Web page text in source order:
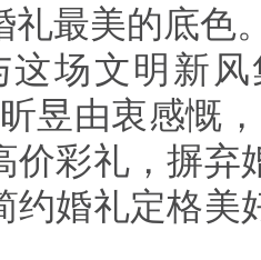
礼最美的底色
这场文明新
昱由衷感慨
价彩礼，摒弃
约婚礼定格美